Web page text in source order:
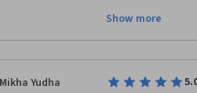
figured out what's
them.
Show more
Mikha Yudha